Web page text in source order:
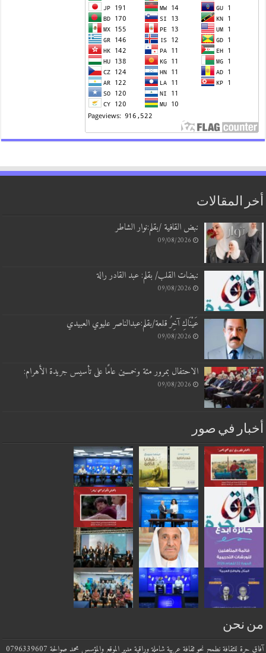
أخر المقالات
نبض القافية /بقلم:نوار الشاطر
09/08/2026
نبضات القلب/ بقلم: عبد القادر رالة
09/08/2026
عَيْنَاكِ آخِرُ قلعة/بقلم:عبدالناصر عليوي العبيدي
09/08/2026
الاحتفال بمرور مئة وخمسين عامًا على تأسيس جريدة الأهرام:
09/08/2026
أخبار في صور
من نحن
آفاق حرة للثقافة نطمح نحو ثقافة عربية شاملة وراقية مدير الموقع والمؤسس محمد صوالحة 0796339607